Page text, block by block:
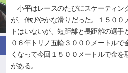
小平はレースのたびにスケーティン
が、伸びやかな滑りだった。１５００
トはいないが、短距離と長距離の選
０６年トリノ五輪３０００メートル
くなって今回１５００メートルで金
がある。